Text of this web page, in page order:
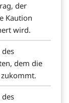
der
Kaution
wird.
dem die